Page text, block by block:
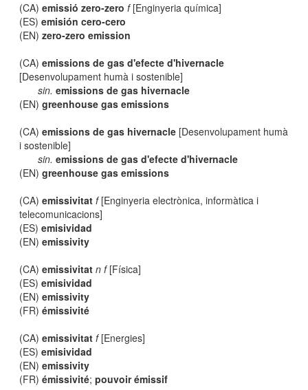
(CA)emissió zero-zero f[Enginyeria química]
(ES)emisión cero-cero
(EN)zero-zero emission
(CA)emissions de gas d'efecte d'hivernacle
[Desenvolupament humà i sostenible]
sin. emissions de gas hivernacle
(EN)greenhouse gas emissions
(CA)emissions de gas hivernacle [Desenvolupament humà
i sostenible]
sin. emissions de gas d'efecte d'hivernacle
(EN)greenhouse gas emissions
(CA)emissivitat f[Enginyeria electrònica, informàtica i
telecomunicacions]
(ES)emisividad
(EN)emissivity
(CA)emissivitat n f[Física]
(ES)emisividad
(EN)emissivity
(FR)émissivité
(CA)emissivitat f[Energies]
(ES)emisividad
(EN)emissivity
(FR)émissivité;pouvoir émissif